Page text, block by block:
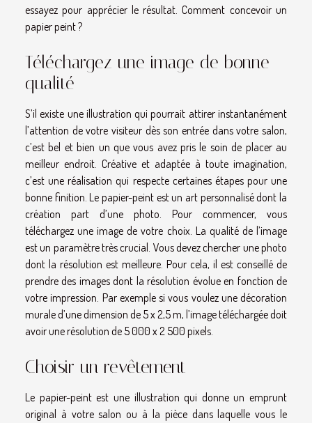
essayez pour apprécier le résultat. Comment concevoir un
papier peint ?
Téléchargez une image de bonne
qualité
S’il existe une illustration qui pourrait attirer instantanément
l’attention de votre visiteur dès son entrée dans votre salon,
c’est bel et bien un que vous avez pris le soin de placer au
meilleur endroit. Créative et adaptée à toute imagination,
c’est une réalisation qui respecte certaines étapes pour une
bonne finition. Le papier-peint est un art personnalisé dont la
création part d’une photo. Pour commencer, vous
téléchargez une image de votre choix. La qualité de l’image
est un paramètre très crucial. Vous devez chercher une photo
dont la résolution est meilleure. Pour cela, il est conseillé de
prendre des images dont la résolution évolue en fonction de
votre impression. Par exemple si vous voulez une décoration
murale d’une dimension de 5 x 2,5 m, l’image téléchargée doit
avoir une résolution de 5 000 x 2 500 pixels.
Choisir un revêtement
Le papier-peint est une illustration qui donne un emprunt
original à votre salon ou à la pièce dans laquelle vous le